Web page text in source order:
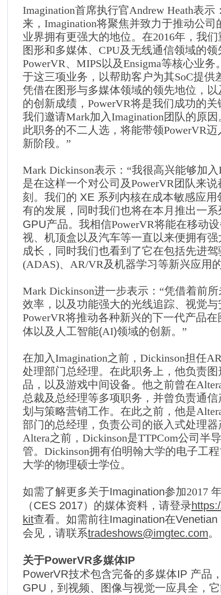
Imagination首席执行官Andrew Heath表示
来， Imagination将聚焦并致力于推动公司
业界拥有更强大的地位。在2016年，我们
图形和多媒体、 CPU及无线通信领域的
PowerVR、 MIPS以及Ensigma等核心业务
于这三项业务，以帮助客户为其SoC提供
凭借在图形与多媒体领域的领先地位，
的创新成绩， PowerVR将是我们成功的
我们邀请Mark加入Imagination团队的原
此职务的不二人选，将能带领PowerVR迈
新阶段。”
Mark Dickinson表示：“我很高兴能够加入
是在这样一个对公司及PowerVR团队来
刻。我们的 XE 系列内核在成本敏感应
有的发展，同时我们也将在本月推出一
GPU产品。我相信PowerVR将能在移动
视、机顶盒以及汽车等一直以来便拥有
成长，同时我们也看到了它在包括先进
(ADAS)、 AR/VR及机器学习等新兴应用
Mark Dickinson进一步表示：“凭借着前
效率，以及功能强大的光线追踪、视觉
PowerVR将推动各种新兴的下一代产品
体以及人工智能(AI)领域的创新。”
在加入Imagination之前， Dickinson担任
处理部门总经理。在此职务上，他负责
品，以及游戏中间设备。他之前曾在
总裁及总经理等多项职务，并曾负责通信
划与策略营销工作。在此之前，他是
部门的总经理，负责公司的嵌入式处理器
Altera之前， Dickinson是TTPCom公司半
管。 Dickinson拥有伯明翰大学的电子工
大学的物理硕士学位。
如需了解更多关于Imagination参加2017
（CES 2017） 的媒体资料，请登录
kit查看。如需前往Imagination在Venetian
会见，请联系tradeshows@imgtec.com。
关于PowerVR多媒体IP
PowerVR技术包含完备的多媒体IP 产品
GPU ，到视频、图像与视觉一应具全，